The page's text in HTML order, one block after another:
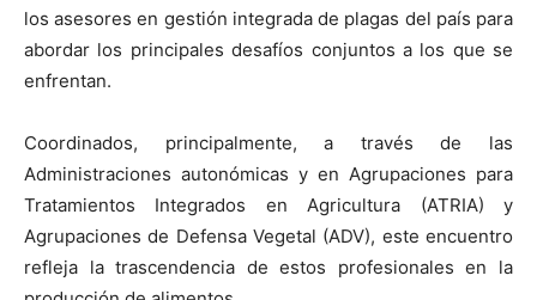
los asesores en gestión integrada de plagas del país para
abordar los principales desafíos conjuntos a los que se
enfrentan.
Coordinados, principalmente, a través de las
Administraciones autonómicas y en Agrupaciones para
Tratamientos Integrados en Agricultura (ATRIA) y
Agrupaciones de Defensa Vegetal (ADV), este encuentro
refleja la trascendencia de estos profesionales en la